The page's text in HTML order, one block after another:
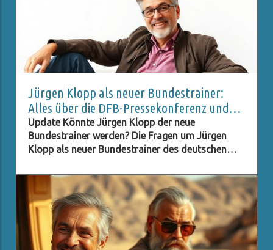
Jürgen Klopp als neuer Bundestrainer:
Alles über die DFB-Pressekonferenz und
Live-Stream
Update Könnte Jürgen Klopp der neue
Bundestrainer werden? Die Fragen um Jürgen
Klopp als neuer Bundestrainer des deutschen
Fans sind neugierig darauf, ob dieser Schritt
Realität wird. Klopp, bekannt für seinen
charismatischen Führungsstil und seine Erfolge
mit Liverpool, hat in der Fußballwelt einen
hervorragenden Ruf. Seine Fähigkeit, Teams zu
motivieren und innovative Strategien